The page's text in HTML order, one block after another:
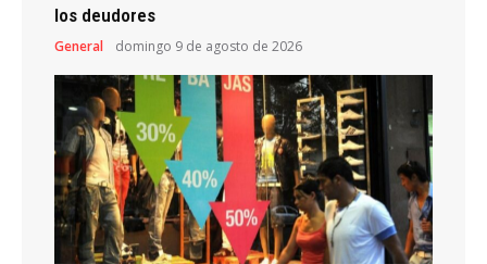
los deudores
General domingo 9 de agosto de 2026